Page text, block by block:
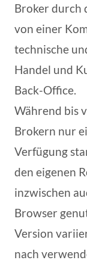
Broker durch
von einer
technische
Handel und
Back-Office.
Während bis
Brokern nur
Verfügung
den eigenen
inzwischen
Browser
Version
nach